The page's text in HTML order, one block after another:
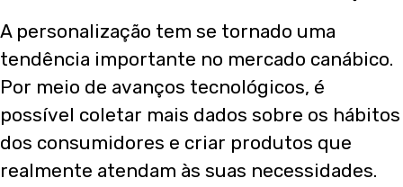
A personalização tem se tornado uma
tendência importante no mercado canábico.
Por meio de avanços tecnológicos, é
possível coletar mais dados sobre os hábitos
dos consumidores e criar produtos que
realmente atendam às suas necessidades.